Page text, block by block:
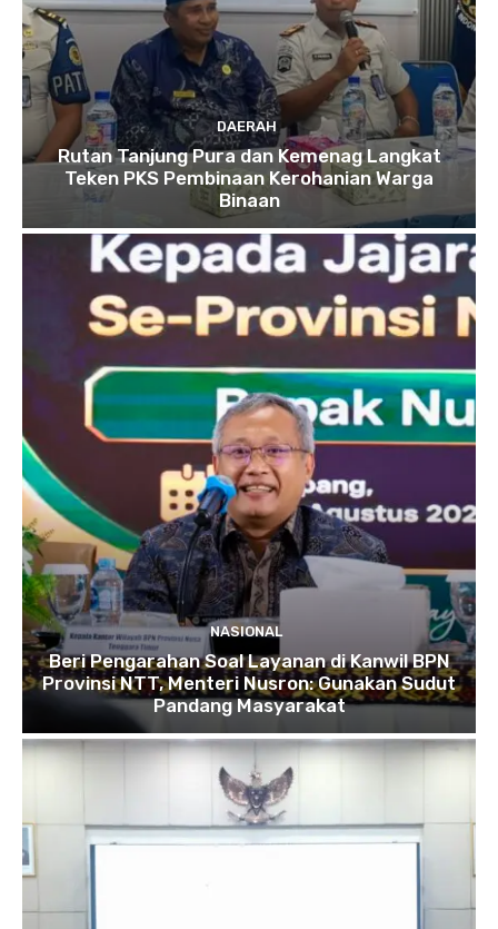
DAERAH
Rutan Tanjung Pura dan Kemenag Langkat
Teken PKS Pembinaan Kerohanian Warga
Binaan
NASIONAL
Beri Pengarahan Soal Layanan di Kanwil BPN
Provinsi NTT, Menteri Nusron: Gunakan Sudut
Pandang Masyarakat